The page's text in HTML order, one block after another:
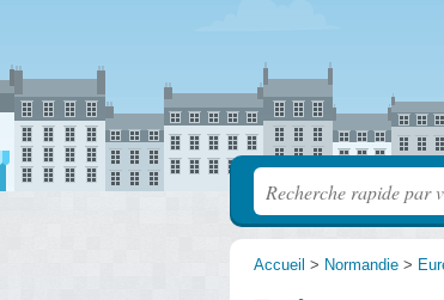
Accueil > Normandie >